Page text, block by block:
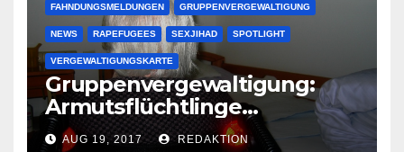
FAHNDUNGSMELDUNGEN GRUPPENVERGEWALTIGUNG
NEWS RAPEFUGEES SEXJIHAD SPOTLIGHT
VERGEWALTIGUNGSKARTE
Gruppenvergewaltigung:
Armutsflüchtlinge
vergewaltigen bettlägerige
AUG 19, 2017 REDAKTION